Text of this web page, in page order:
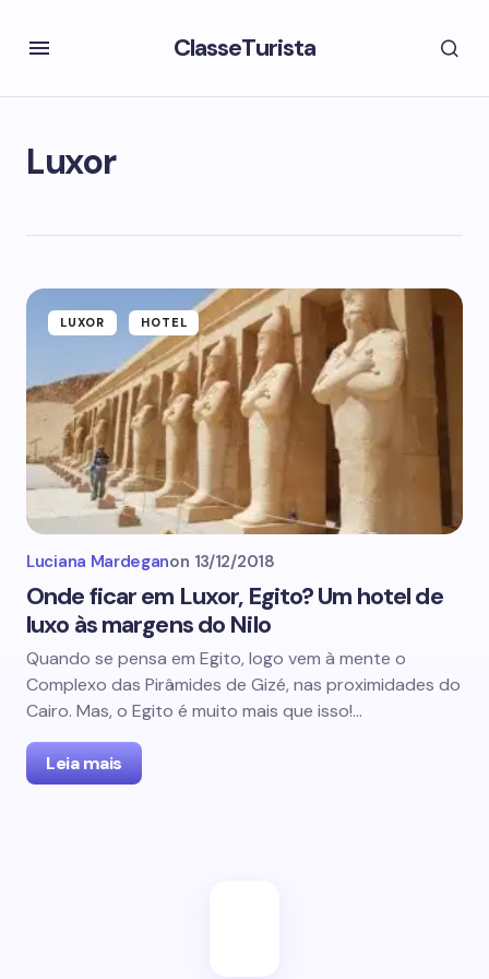
ClasseTurista
Luxor
LUXOR HOTEL
Luciana Mardeganon 13/12/2018
Onde ficar em Luxor, Egito? Um hotel de
luxo às margens do Nilo
Quando se pensa em Egito, logo vem à mente o
Complexo das Pirâmides de Gizé, nas proximidades do
Cairo. Mas, o Egito é muito mais que isso!…
Leia mais